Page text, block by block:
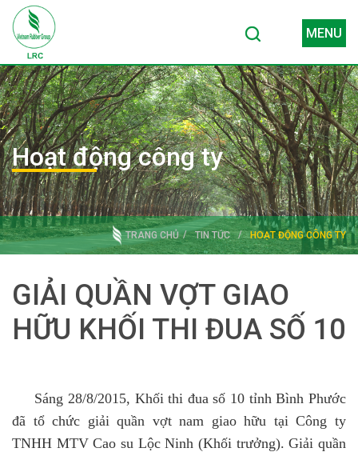
MENU
Hoạt động công ty
TRANG CHỦ TIN TỨC HOẠT ĐỘNG CÔNG TY
GIẢI QUẦN VỢT GIAO
HỮU KHỐI THI ĐUA SỐ 10
Sáng 28/8/2015, Khối thi đua số 10 tỉnh Bình Phước
đã tổ chức giải quần vợt nam giao hữu tại Công ty
TNHH MTV Cao su Lộc Ninh (Khối trưởng). Giải quần